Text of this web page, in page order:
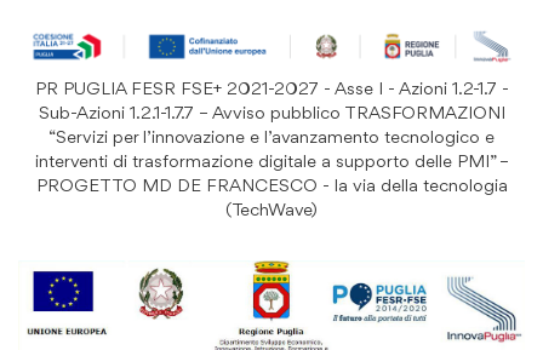
Festività
Prodotti Riutilizzabili
alla
Newsletter:
ISCRIVITI
PR PUGLIA FESR FSE+ 2021-2027 - Asse I - Azioni 1.2-1.7 -
Sub-Azioni 1.2.1-1.7.7 – Avviso pubblico TRASFORMAZIONI
“Servizi per l’innovazione e l’avanzamento tecnologico e
interventi di trasformazione digitale a supporto delle PMI” –
PROGETTO MD DE FRANCESCO - la via della tecnologia
(TechWave)